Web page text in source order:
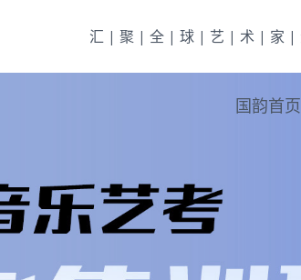
汇|聚|全|球|艺|术|家|
国韵首页